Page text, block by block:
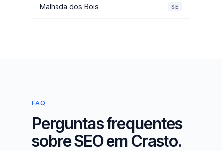
Malhada dos Bois SE
FAQ
Perguntas frequentes
sobre SEO em Crasto.